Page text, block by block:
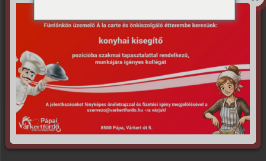
Vašemu výběru
neodpovídají žádné
produkty.